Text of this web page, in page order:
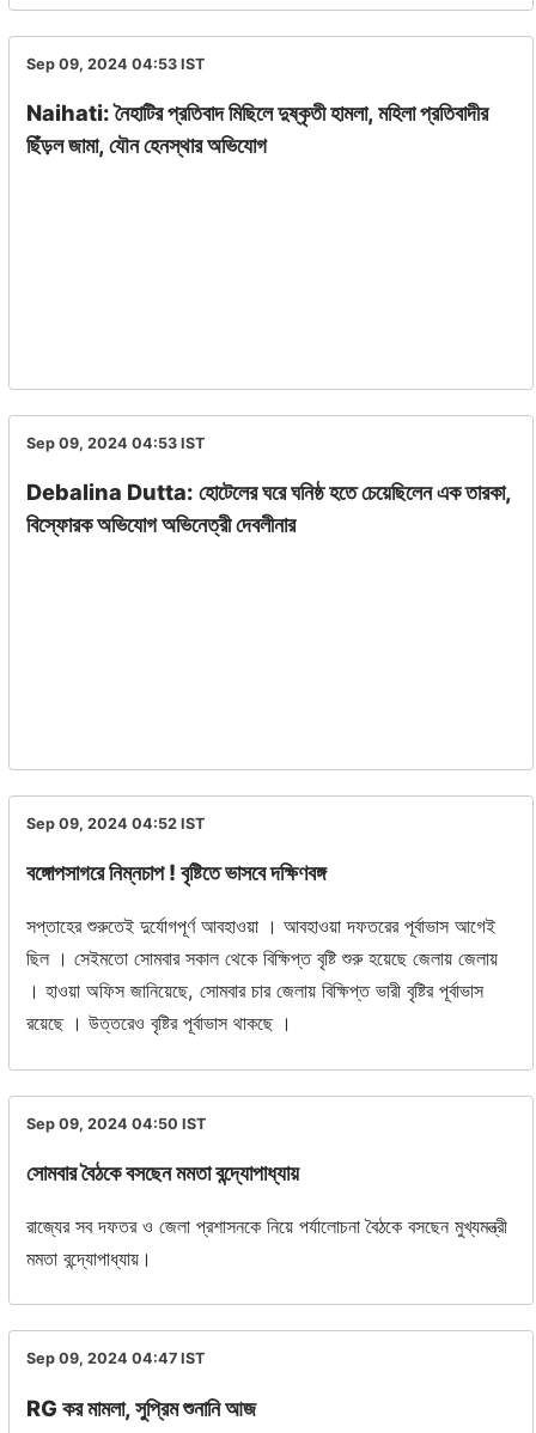
Sep 09, 2024 04:53 IST
Naihati: নৈহাটির প্রতিবাদ মিছিলে দুষ্কৃতী হামলা, মহিলা প্রতিবাদীর
ছিঁড়ল জামা, যৌন হেনস্থার অভিযোগ
Sep 09, 2024 04:53 IST
Debalina Dutta: হোটেলের ঘরে ঘনিষ্ঠ হতে চেয়েছিলেন এক তারকা,
বিস্ফোরক অভিযোগ অভিনেত্রী দেবলীনার
Sep 09, 2024 04:52 IST
বঙ্গোপসাগরে নিম্নচাপ ! বৃষ্টিতে ভাসবে দক্ষিণবঙ্গ
সপ্তাহের শুরুতেই দুর্যোগপূর্ণ আবহাওয়া । আবহাওয়া দফতরের পূর্বাভাস আগেই
ছিল । সেইমতো সোমবার সকাল থেকে বিক্ষিপ্ত বৃষ্টি শুরু হয়েছে জেলায় জেলায়
। হাওয়া অফিস জানিয়েছে, সোমবার চার জেলায় বিক্ষিপ্ত ভারী বৃষ্টির পূর্বাভাস
রয়েছে । উত্তরেও বৃষ্টির পূর্বাভাস থাকছে ।
Sep 09, 2024 04:50 IST
সোমবার বৈঠকে বসছেন মমতা বন্দ্যোপাধ্যায়
রাজ্যের সব দফতর ও জেলা প্রশাসনকে নিয়ে পর্যালোচনা বৈঠকে বসছেন মুখ্যমন্ত্রী
মমতা বন্দ্যোপাধ্যায়।
Sep 09, 2024 04:47 IST
RG কর মামলা, সুপ্রিম শুনানি আজ